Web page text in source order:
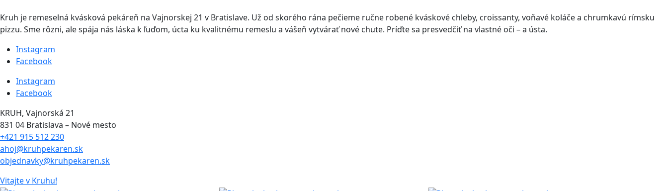
Kruh je remeselná kvásková pekáreň na Vajnorskej 21 v Bratislave. Už od skorého rána pečieme ručne robené kváskové chleby, croissanty, voňavé koláče a chrumkavú rímsku
pizzu. Sme rôzni, ale spája nás láska k ľuďom, úcta ku kvalitnému remeslu a vášeň vytvárať nové chute. Príďte sa presvedčiť na vlastné oči –a ústa.
Instagram
Facebook
Instagram
Facebook
KRUH, Vajnorská 21
831 04 Bratislava – Nové mesto
+421 915 512 230
ahoj@kruhpekaren.sk
objednavky@kruhpekaren.sk
Vitajtev Kruhu!